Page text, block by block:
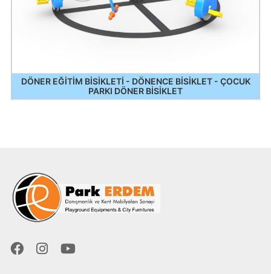
DÖNER EĞİTİM BİSİKLETİ - DÖNENCE BİSİKLET - ÇOCUK
PARKI DÖNER BİSİKLET